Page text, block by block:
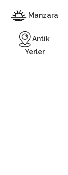
Manzara
Antik
Yerler